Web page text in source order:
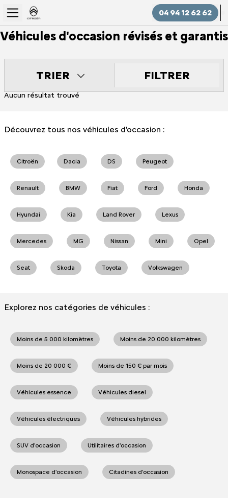
04 94 12 62 62
Véhicules d'occasion révisés et garantis
TRIER FILTRER
Aucun résultat trouvé
Découvrez tous nos véhicules d'occasion :
Citroën Dacia DS Peugeot
Renault BMW Fiat Ford Honda
Hyundai Kia Land Rover Lexus
Mercedes MG Nissan Mini Opel
Seat Skoda Toyota Volkswagen
Explorez nos catégories de véhicules :
Moins de 5 000 kilomètres Moins de 20 000 kilomètres
Moins de 20 000 € Moins de 150 € par mois
Véhicules essence Véhicules diesel
Véhicules électriques Véhicules hybrides
SUV d'occasion Utilitaires d'occasion
Monospace d'occasion Citadines d'occasion